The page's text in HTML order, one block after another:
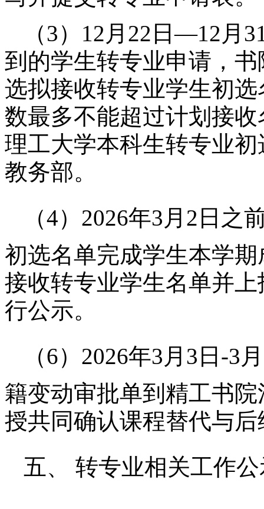
（3） 12月22日—12月
到的学生转专业申请， 书
选拟接收转专业学生初
数最多不能超过计划接收
理工大学本科生转专业
教务部。
（4） 2026年3月2日 之
初选名单完成学生本学
接收转专业学生名单并
行公示。
（6） 2026年3月3日 -3月
籍变动审批单到 精工书院
授共同确认课程替代与
五、
转专业相关工作